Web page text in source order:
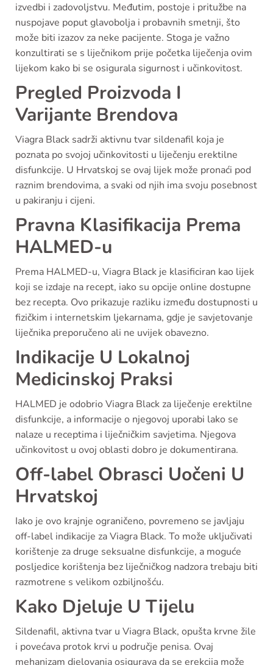
izvedbi i zadovoljstvu. Međutim, postoje i pritužbe na
nuspojave poput glavobolja i probavnih smetnji, što
može biti izazov za neke pacijente. Stoga je važno
konzultirati se s liječnikom prije početka liječenja ovim
lijekom kako bi se osigurala sigurnost i učinkovitost.
Pregled Proizvoda I
Varijante Brendova
Viagra Black sadrži aktivnu tvar sildenafil koja je
poznata po svojoj učinkovitosti u liječenju erektilne
disfunkcije. U Hrvatskoj se ovaj lijek može pronaći pod
raznim brendovima, a svaki od njih ima svoju posebnost
u pakiranju i cijeni.
Pravna Klasifikacija Prema
HALMED-u
Prema HALMED-u, Viagra Black je klasificiran kao lijek
koji se izdaje na recept, iako su opcije online dostupne
bez recepta. Ovo prikazuje razliku između dostupnosti u
fizičkim i internetskim ljekarnama, gdje je savjetovanje
liječnika preporučeno ali ne uvijek obavezno.
Indikacije U Lokalnoj
Medicinskoj Praksi
HALMED je odobrio Viagra Black za liječenje erektilne
disfunkcije, a informacije o njegovoj uporabi lako se
nalaze u receptima i liječničkim savjetima. Njegova
učinkovitost u ovoj oblasti dobro je dokumentirana.
Off-label Obrasci Uočeni U
Hrvatskoj
Iako je ovo krajnje ograničeno, povremeno se javljaju
off-label indikacije za Viagra Black. To može uključivati
korištenje za druge seksualne disfunkcije, a moguće
posljedice korištenja bez liječničkog nadzora trebaju biti
razmotrene s velikom ozbiljnošću.
Kako Djeluje U Tijelu
Sildenafil, aktivna tvar u Viagra Black, opušta krvne žile
i povećava protok krvi u područje penisa. Ovaj
mehanizam djelovanja osigurava da se erekcija može